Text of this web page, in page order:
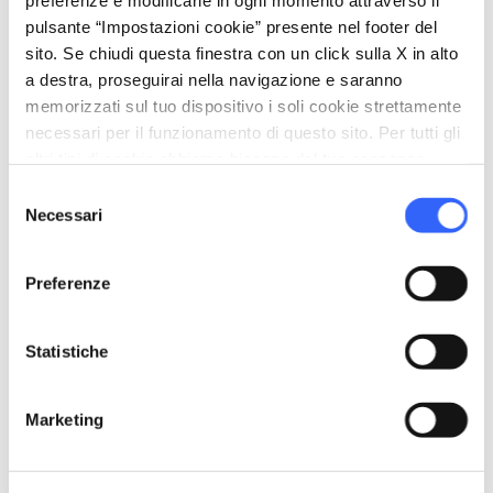
pulsante “Impostazioni cookie” presente nel footer del
sito. Se chiudi questa finestra con un click sulla X in alto
a destra, proseguirai nella navigazione e saranno
memorizzati sul tuo dispositivo i soli cookie strettamente
necessari per il funzionamento di questo sito. Per tutti gli
delNecessari
Preferenze
Statistiche
Marketing
home
Piazza Garfonda, 2, 53035 Monteriggioni